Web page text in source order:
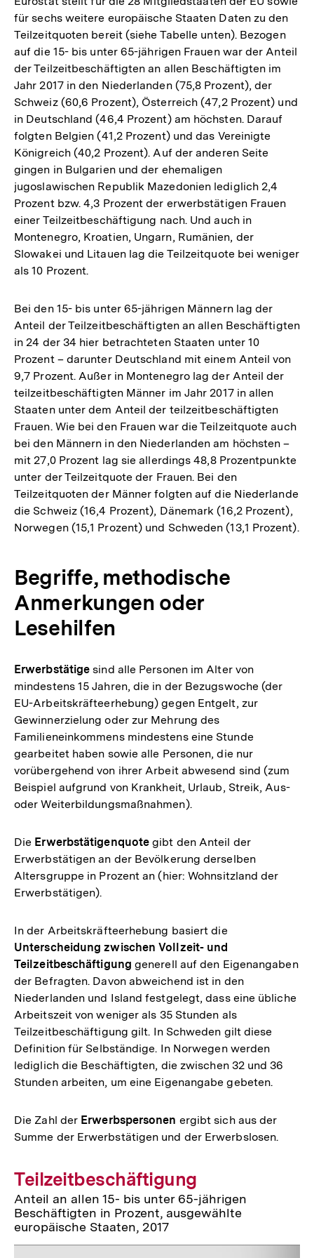
für sechs weitere europäische Staaten Daten zu den
Teilzeitquoten bereit (siehe Tabelle unten). Bezogen
auf die 15- bis unter 65-jährigen Frauen war der Anteil
der Teilzeitbeschäftigten an allen Beschäftigten im
Jahr 2017 in den Niederlanden (75,8 Prozent), der
Schweiz (60,6 Prozent), Österreich (47,2 Prozent) und
in Deutschland (46,4 Prozent) am höchsten. Darauf
folgten Belgien (41,2 Prozent) und das Vereinigte
Königreich (40,2 Prozent). Auf der anderen Seite
gingen in Bulgarien und der ehemaligen
jugoslawischen Republik Mazedonien lediglich 2,4
Prozent bzw. 4,3 Prozent der erwerbstätigen Frauen
einer Teilzeitbeschäftigung nach. Und auch in
Montenegro, Kroatien, Ungarn, Rumänien, der
Slowakei und Litauen lag die Teilzeitquote bei weniger
als 10 Prozent.
Bei den 15- bis unter 65-jährigen Männern lag der
Anteil der Teilzeitbeschäftigten an allen Beschäftigten
in 24 der 34 hier betrachteten Staaten unter 10
Prozent – darunter Deutschland mit einem Anteil von
9,7 Prozent. Außer in Montenegro lag der Anteil der
teilzeitbeschäftigten Männer im Jahr 2017 in allen
Staaten unter dem Anteil der teilzeitbeschäftigten
Frauen. Wie bei den Frauen war die Teilzeitquote auch
bei den Männern in den Niederlanden am höchsten –
mit 27,0 Prozent lag sie allerdings 48,8 Prozentpunkte
unter der Teilzeitquote der Frauen. Bei den
Teilzeitquoten der Männer folgten auf die Niederlande
die Schweiz (16,4 Prozent), Dänemark (16,2 Prozent),
Norwegen (15,1 Prozent) und Schweden (13,1 Prozent).
Begriffe, methodische
Anmerkungen oder
Lesehilfen
Erwerbstätige sind alle Personen im Alter von
mindestens 15 Jahren, die in der Bezugswoche (der
EU-Arbeitskräfteerhebung) gegen Entgelt, zur
Gewinnerzielung oder zur Mehrung des
Familieneinkommens mindestens eine Stunde
gearbeitet haben sowie alle Personen, die nur
vorübergehend von ihrer Arbeit abwesend sind (zum
Beispiel aufgrund von Krankheit, Urlaub, Streik, Aus-
oder Weiterbildungsmaßnahmen).
Die Erwerbstätigenquote gibt den Anteil der
Erwerbstätigen an der Bevölkerung derselben
Altersgruppe in Prozent an (hier: Wohnsitzland der
Erwerbstätigen).
In der Arbeitskräfteerhebung basiert die
Unterscheidung zwischen Vollzeit- und
Teilzeitbeschäftigung generell auf den Eigenangaben
der Befragten. Davon abweichend ist in den
Niederlanden und Island festgelegt, dass eine übliche
Arbeitszeit von weniger als 35 Stunden als
Teilzeitbeschäftigung gilt. In Schweden gilt diese
Definition für Selbständige. In Norwegen werden
lediglich die Beschäftigten, die zwischen 32 und 36
Stunden arbeiten, um eine Eigenangabe gebeten.
Die Zahl der Erwerbspersonen ergibt sich aus der
Summe der Erwerbstätigen und der Erwerbslosen.
Teilzeitbeschäftigung
Anteil an allen 15- bis unter 65-jährigen
Beschäftigten in Prozent, ausgewählte
europäische Staaten, 2017